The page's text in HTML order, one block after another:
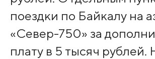
поездки по Байкалу на
«Север-750» за
плату в 5 тысяч рублей.